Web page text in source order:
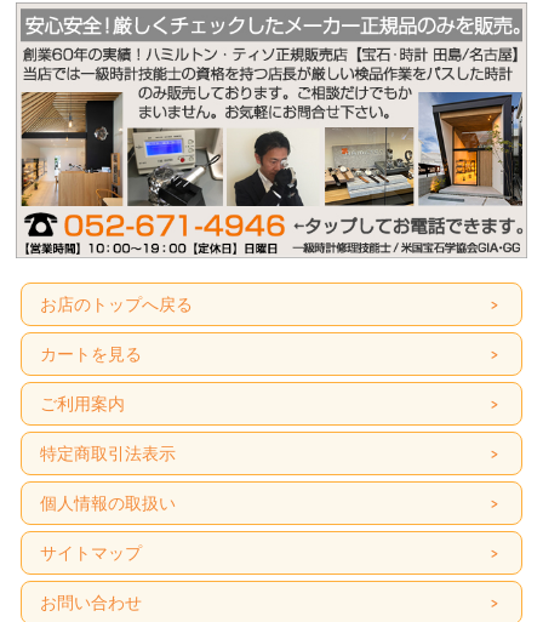
お店のトップへ戻る
カートを見る
ご利用案内
特定商取引法表示
個人情報の取扱い
サイトマップ
お問い合わせ